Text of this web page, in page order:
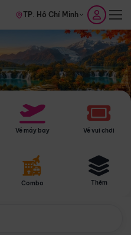
TP. Hồ Chí Minh
Vé máy bay Vé vui chơi
Combo Thêm